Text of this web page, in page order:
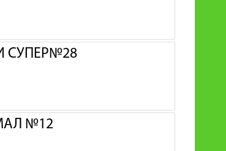
СУПЕР№28
№12